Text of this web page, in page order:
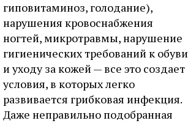
гиповитаминоз, голодание),
нарушения кровоснабжения
ногтей, микротравмы, нарушение
гигиенических требований к обуви
и уходу за кожей — все это создает
условия, в которых легко
развивается грибковая инфекция.
Даже неправильно подобранная